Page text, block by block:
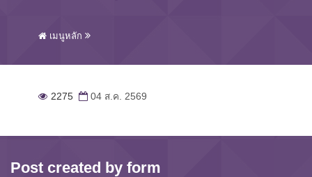
เมนูหลัก
2275 04 ส.ค. 2569
Post created by form